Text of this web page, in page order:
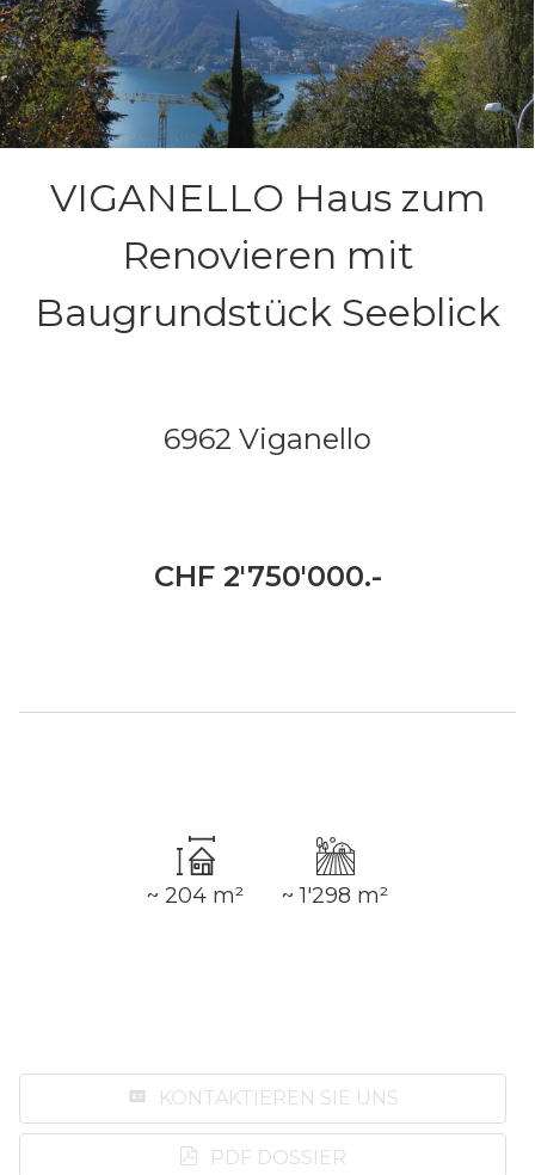
VIGANELLO Haus zum
Renovieren mit
Baugrundstück Seeblick
6962 Viganello
CHF 2'750'000.-
KONTAKTIEREN SIE UNS
PDF DOSSIER
~ 204 m² ~ 1'298 m²